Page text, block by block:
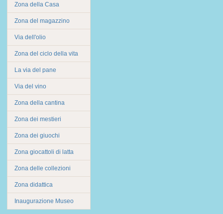
Zona della Casa
Zona del magazzino
Via dell'olio
Zona del ciclo della vita
La via del pane
Via del vino
Zona della cantina
Zona dei mestieri
Zona dei giuochi
Zona giocattoli di latta
Zona delle collezioni
Zona didattica
Inaugurazione Museo